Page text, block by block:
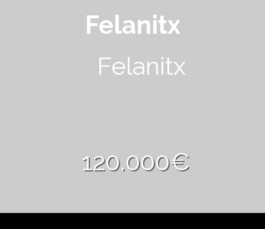
Felanitx
120.000€
Felanitx